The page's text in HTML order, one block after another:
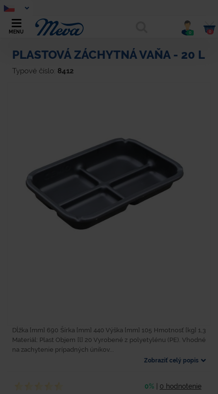
MENU 0 0
PLASTOVÁ ZÁCHYTNÁ VAŇA - 20 L
Typové číslo: 8412
Dĺžka [mm] 690 Šírka [mm] 440 Výška [mm] 105 Hmotnosť [kg] 1,3
Materiál: Plast Objem [l] 20 Vyrobené z polyetylénu (PE). Vhodné
na zachytenie prípadných únikov...
Zobraziť celý popis
0% 0 hodnotenie